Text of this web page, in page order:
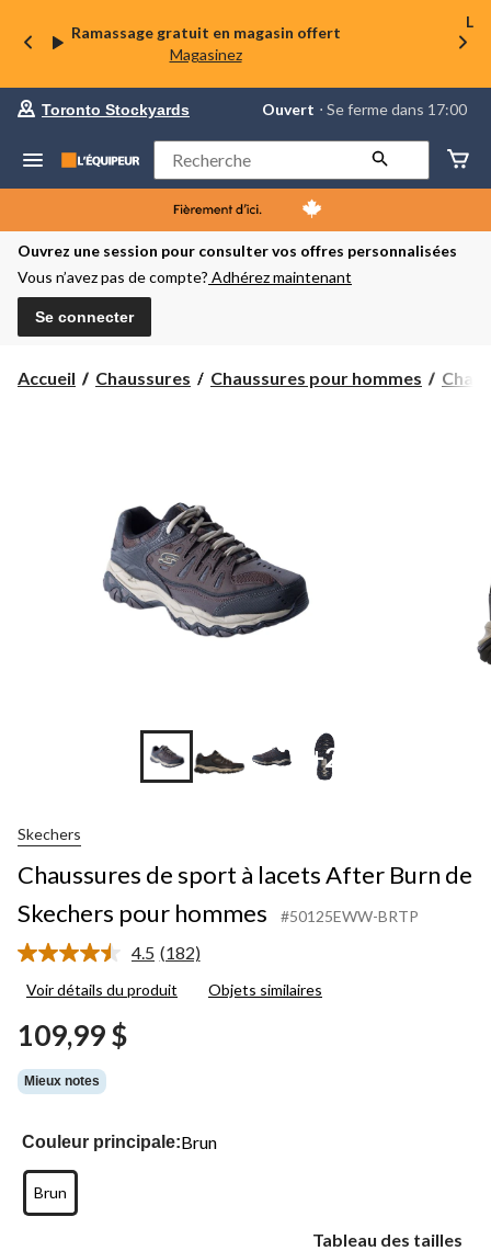
Ramassage gratuit en magasin offert
Magasinez
La
votre
préféré
Toronto
Stockyards,
courament
Ouvert,
Se
dans
Toronto Stockyards Ouvert ⋅ Se ferme dans 17:00
Rechercher
Ouvrez une session pour consulter vos offres personnalisées
Vous n’avez pas de compte? Adhérez maintenant
Se connecter
Accueil Chaussures Chaussures pour hommes
+2
Skechers
Chaussures de sport à lacets After Burn de
Skechers pour hommes
#50125EWW-BRTP
4.5 Lire
182
(182)
Voir détails du produit Objets similaires
109,99 $
Mieux notes
Couleur principale:Brun
Brun
Tableau des tailles